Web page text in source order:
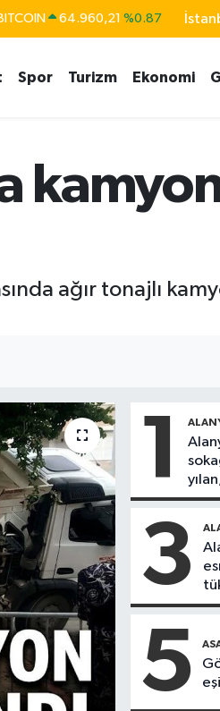
64.960,21 %0.87
EURO 55,2510 %0.32
BİST100 13.779 %-14
Spor Turizm Ekonomi
ağır tonajlı
1
3
5